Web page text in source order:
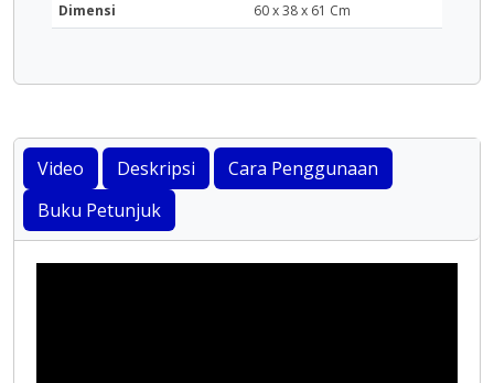
Dimensi
60 x 38 x 61 Cm
Video Deskripsi
Cara Penggunaan
Buku Petunjuk